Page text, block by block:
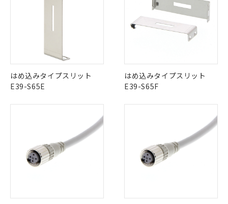
はめ込みタイプスリット
E39-S65E
はめ込みタイプスリット
E39-S65F